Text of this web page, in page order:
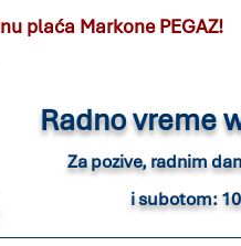
plaća Markone PEGAZ!
Radno vreme
Za pozive, radnim
i subotom: